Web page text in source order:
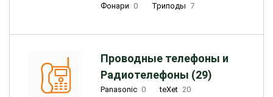
Фонари 0 Триподы 7
Проводные телефоны и
Радиотелефоны (29)
Panasonic 0 teXet 20